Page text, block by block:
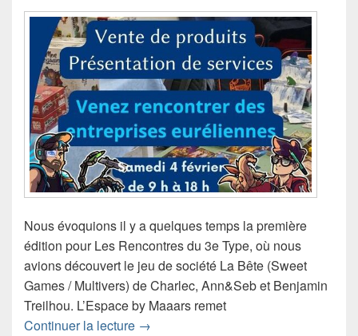
Nous évoquions il y a quelques temps la première
édition pour Les Rencontres du 3e Type, où nous
avions découvert le jeu de société La Bête (Sweet
Games / Multivers) de Charlec, Ann&Seb et Benjamin
Treilhou. L’Espace by Maaars remet
Continuer la lecture L’exposition / salon Les Rencontres
→